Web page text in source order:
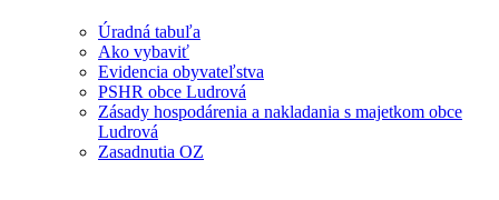
Úradná tabuľa
Ako vybaviť
Evidencia obyvateľstva
PSHR obce Ludrová
Zásady hospodárenia a nakladania s majetkom obce
Ludrová
Zasadnutia OZ